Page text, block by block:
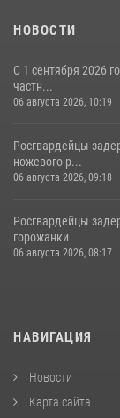
НОВОСТИ
С 1 сентября 2026
частн...
06 августа 2026, 10:19
Росгвардейцы
ножевого р...
06 августа 2026, 09:18
Росгвардейцы
горожанки
06 августа 2026, 08:17
НАВИГАЦИЯ
Новости
Карта сайта